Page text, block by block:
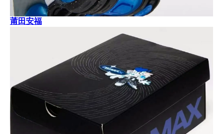
莆田安福